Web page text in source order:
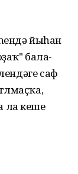
йыһан
бала-
саф
ла кеше